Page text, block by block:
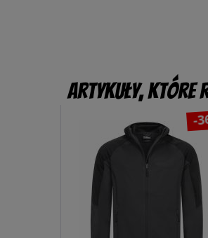
Artykuły, które
-